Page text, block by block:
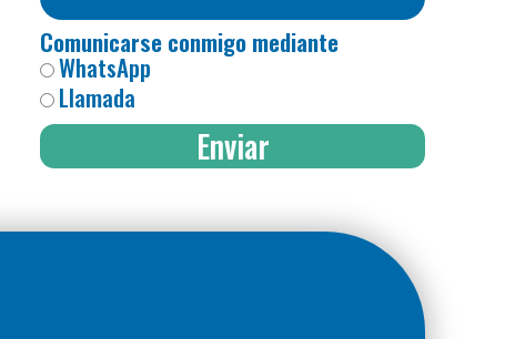
Comunicarse conmigo mediante
WhatsApp
Llamada
Enviar